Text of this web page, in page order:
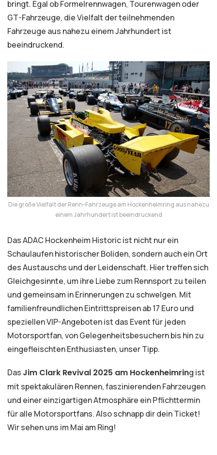
bringt. Egal ob Formelrennwagen, Tourenwagen oder
GT-Fahrzeuge, die Vielfalt der teilnehmenden
Fahrzeuge aus nahezu einem Jahrhundert ist
beeindruckend.
Die große Vielfalt der Renn-Fahrzeuge am Hockenheimring aus nahezu
einem Jahrhundert ist beeindruckend
Das ADAC Hockenheim Historic ist nicht nur ein
Schaulaufen historischer Boliden, sondern auch ein Ort
des Austauschs und der Leidenschaft. Hier treffen sich
Gleichgesinnte, um ihre Liebe zum Rennsport zu teilen
und gemeinsam in Erinnerungen zu schwelgen. Mit
familienfreundlichen Eintrittspreisen ab 17 Euro und
speziellen VIP-Angeboten ist das Event für jeden
Motorsportfan, von Gelegenheitsbesuchern bis hin zu
eingefleischten Enthusiasten, unser Tipp.
Das Jim Clark Revival 2025 am Hockenheimring ist
mit spektakulären Rennen, faszinierenden Fahrzeugen
und einer einzigartigen Atmosphäre ein Pflichttermin
für alle Motorsportfans. Also schnapp dir dein Ticket!
Wir sehen uns im Mai am Ring!